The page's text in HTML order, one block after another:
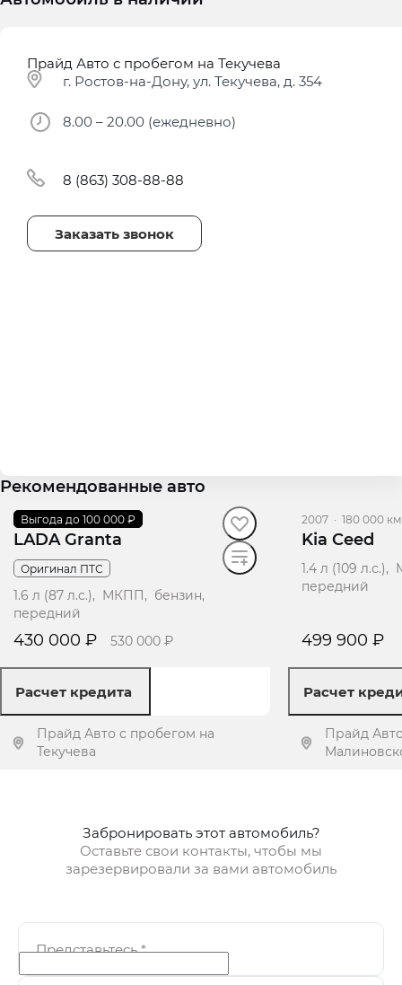
Прайд Авто с пробегом на Текучева
г. Ростов-на-Дону, ул. Текучева, д. 354
8.00 – 20.00 (ежедневно)
8 (863) 308-88-88
Заказать звонок
Рекомендованные авто
Выгода до 100 000 ₽
2019·83 742 км
LADA Granta
Оригинал ПТС
1.6 л (87 л.с.), МКПП, бензин,
передний
430 000 ₽ 530 000 ₽
Расчет кредита
Прайд Авто с пробегом на
Текучева
2007 · 180 000 км
Kia Ceed
1.4 л (109
передний
499 900 ₽
Расчет
Прайд
Забронировать этот автомобиль?
Оставьте свои контакты, чтобы мы
зарезервировали за вами автомобиль
Представьтесь*